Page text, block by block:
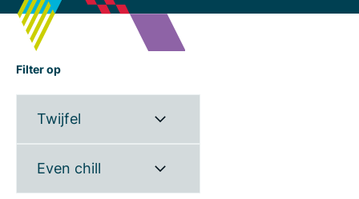
Filter op
Twijfel
Even chill